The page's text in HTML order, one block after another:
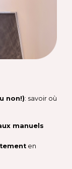
non!): savoir où
manuels
en